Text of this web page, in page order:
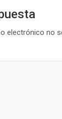
electrónico no